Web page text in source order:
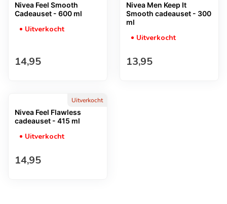
Nivea Feel Smooth
Cadeauset - 600 ml
Uitverkocht
Normale prijs
14,95
Nivea Men Keep It
Smooth cadeauset - 300
ml
Uitverkocht
Normale prijs
13,95
Uitverkocht
Nivea Feel Flawless
cadeauset - 415 ml
Uitverkocht
Normale prijs
14,95